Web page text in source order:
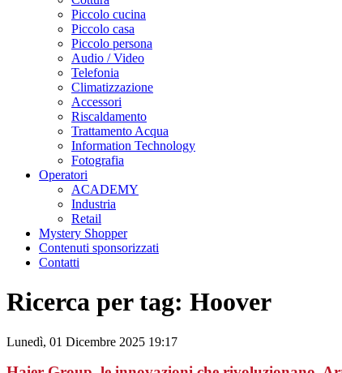
Piccolo cucina
Piccolo casa
Piccolo persona
Audio / Video
Telefonia
Climatizzazione
Accessori
Riscaldamento
Trattamento Acqua
Information Technology
Fotografia
Operatori
ACADEMY
Industria
Retail
Mystery Shopper
Contenuti sponsorizzati
Contatti
Ricerca per tag: Hoover
Lunedì, 01 Dicembre 2025 19:17